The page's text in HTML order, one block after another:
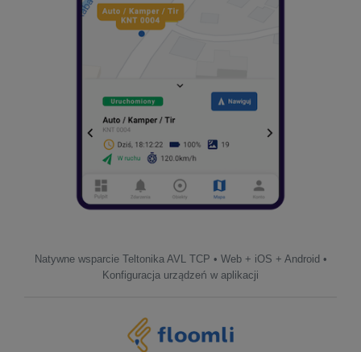
Natywne wsparcie Teltonika AVL TCP • Web + iOS + Android •
Konfiguracja urządzeń w aplikacji